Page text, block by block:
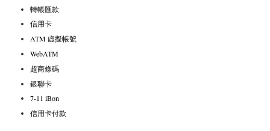
轉帳匯款
信用卡
ATM 虛擬帳號
WebATM
超商條碼
銀聯卡
7-11 iBon
信用卡付款